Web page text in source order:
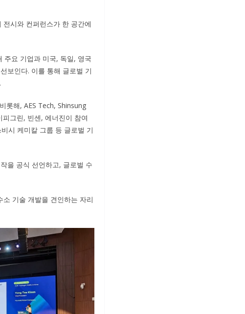
시와 컨퍼런스가 한 공간에
주요 기업과 미국, 독일, 영국
보인다. 이를 통해 글로벌 기
롯해, AES Tech, Shinsung
그린, 빈센, 에너진이 참여
시 케미칼 그룹 등 글로벌 기
을 공식 선언하고, 글로벌 수
소 기술 개발을 견인하는 자리